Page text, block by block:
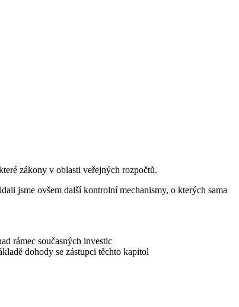
zákony v oblasti veřejných rozpočtů.
jsme ovšem další kontrolní mechanismy, o kterých sama
rámec současných investic
dohody se zástupci těchto kapitol